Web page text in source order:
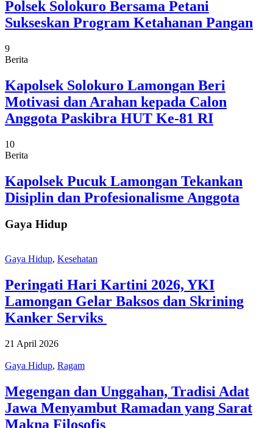
Polsek Solokuro Bersama Petani
Sukseskan Program Ketahanan Pangan
9
Berita
Kapolsek Solokuro Lamongan Beri
Motivasi dan Arahan kepada Calon
Anggota Paskibra HUT Ke-81 RI
10
Berita
Kapolsek Pucuk Lamongan Tekankan
Disiplin dan Profesionalisme Anggota
Gaya Hidup
Gaya Hidup, Kesehatan
Peringati Hari Kartini 2026, YKI
Lamongan Gelar Baksos dan Skrining
Kanker Serviks
21 April 2026
Gaya Hidup, Ragam
Megengan dan Unggahan, Tradisi Adat
Jawa Menyambut Ramadan yang Sarat
Makna Filosofis